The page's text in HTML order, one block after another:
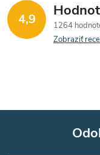
4,9
1264
Zobraziť